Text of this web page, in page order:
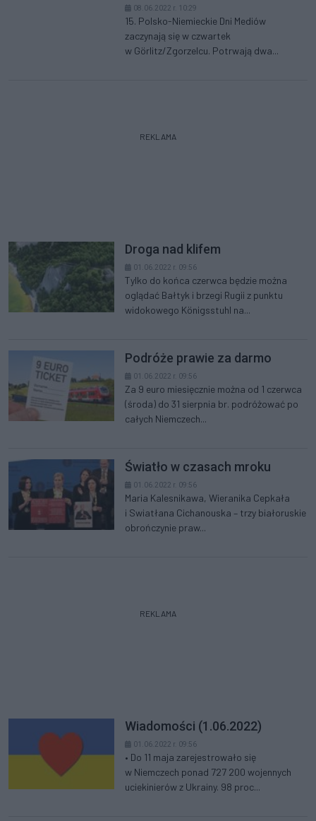
08.06.2022 r. 10:29
15. Polsko-Niemieckie Dni Mediów
zaczynają się w czwartek
w Görlitz/Zgorzelcu. Potrwają dwa...
REKLAMA
Droga nad klifem
01.06.2022 r. 09:56
Tylko do końca czerwca będzie można
oglądać Bałtyk i brzegi Rugii z punktu
widokowego Königsstuhl na...
Podróże prawie za darmo
01.06.2022 r. 09:56
Za 9 euro miesięcznie można od 1 czerwca
(środa) do 31 sierpnia br. podróżować po
całych Niemczech...
Światło w czasach mroku
01.06.2022 r. 09:56
Maria Kalesnikawa, Wieranika Cepkała
i Swiatłana Cichanouska – trzy białoruskie
obrończynie praw...
REKLAMA
Wiadomości (1.06.2022)
01.06.2022 r. 09:56
• Do 11 maja zarejestrowało się
w Niemczech ponad 727 200 wojennych
uciekinierów z Ukrainy. 98 proc...